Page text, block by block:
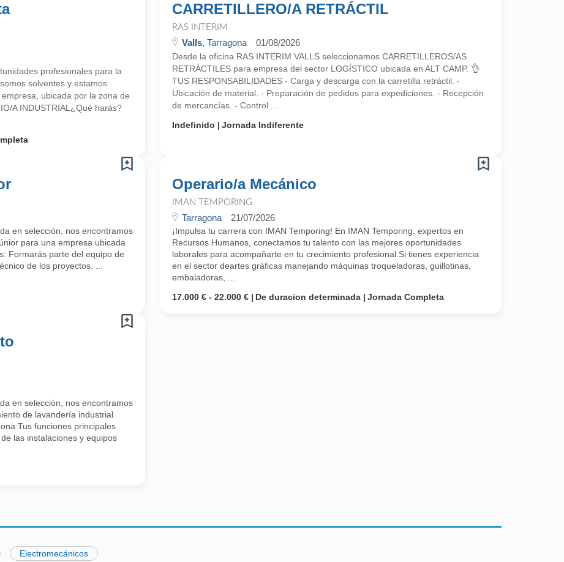
profesionales para la
solventes y estamos
ubicada por la zona de
A INDUSTRIAL¿Qué harás?
CARRETILLERO/A RETRÁCTIL
RAS INTERIM
Valls, Tarragona 01/08/2026
Desde la oficina RAS INTERIM VALLS seleccionamos CARRETILLEROS/AS
RETRÁCTILES para empresa del sector LOGÍSTICO ubicada en ALT CAMP. 👌
TUS RESPONSABILIDADES - Carga y descarga con la carretilla retráctil. -
Ubicación de material. - Preparación de pedidos para expediciones. - Recepción
de mercancías. - Control ...
Indefinido
Jornada Indiferente
en selección, nos encontramos
para una empresa ubicada
Formarás parte del equipo de
de los proyectos. ...
Operario/a Mecánico
IMAN TEMPORING
Tarragona 21/07/2026
¡Impulsa tu carrera con IMAN Temporing! En IMAN Temporing, expertos en
Recursos Humanos, conectamos tu talento con las mejores oportunidades
laborales para acompañarte en tu crecimiento profesional.Si tienes experiencia
en el sector deartes gráficas manejando máquinas troqueladoras, guillotinas,
embaladoras, ...
17.000 € - 22.000 €
De duracion determinada Jornada Completa
en selección, nos encontramos
de lavandería industrial
funciones principales
las instalaciones y equipos
Electromecánicos